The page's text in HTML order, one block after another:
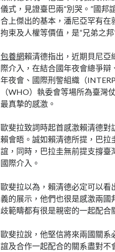
儀式，見證臺巴兩“別哭。”國
合上傑出的基本，潘尼亞罕有
拘束及人權等價值，是“兄弟之
包養網賴清德指出，近期貝尼亞
際介入，在結合國年夜會總爭
年夜會、國際刑警組織（
（WHO）執委會等場所為臺灣
最真摯的感激。
歐斐拉致詞時起首感激賴清德
賴會晤。誠如賴清德所提，巴拉
誼，同時，巴拉圭無前提支撐
國際介入。
歐斐拉以為，賴清德必定可以
義的展示，他們也很是感激兩
歧範疇都有很是親密的一起配合
歐斐拉說，他堅信將來兩國關
誼及合作一起配合的關系盡對